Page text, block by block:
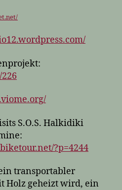
S.O.S. Halkidiki
?p=4244
transportabler
Holz geheizt wird, ein